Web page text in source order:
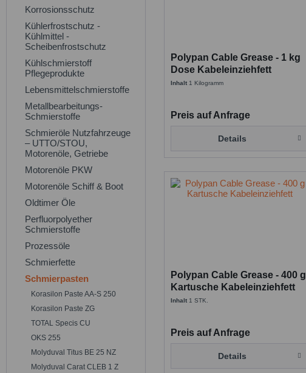
Korrosionsschutz
Kühlerfrostschutz -
Kühlmittel -
Scheibenfrostschutz
Kühlschmierstoff
Pflegeprodukte
Lebensmittelschmierstoffe
Metallbearbeitungs-
Schmierstoffe
Schmieröle Nutzfahrzeuge
– UTTO/STOU,
Motorenöle, Getriebe
Motorenöle PKW
Motorenöle Schiff & Boot
Oldtimer Öle
Perfluorpolyether
Schmierstoffe
Prozessöle
Schmierfette
Schmierpasten
Korasilon Paste AA-S 250
Korasilon Paste ZG
TOTAL Specis CU
OKS 255
Molyduval Titus BE 25 NZ
Molyduval Carat CLEB 1 Z
Polypan Cable Grease - 1 kg
Dose Kabeleinziehfett
Inhalt 1 Kilogramm
Preis auf Anfrage
Details
Polypan Cable Grease - 400 g
Kartusche Kabeleinziehfett
Inhalt 1 STK.
Preis auf Anfrage
Details